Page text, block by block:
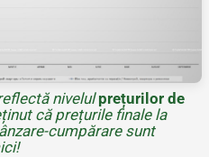
nivelulprețurilor de
că prețurile finale la
cumpărare sunt